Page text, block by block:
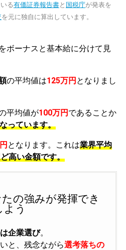
る有価証券報告書と 国税庁が発表を
を元に独自に算出しています。
ボーナスと基本給に分けて見
の平均値は125万円 となりまし
平均値が100万円 であることか
っています。
となります。これは業界平均
高い金額です。
の強みが発揮でき
う
企業選び。
と、残念ながら選考落ちの